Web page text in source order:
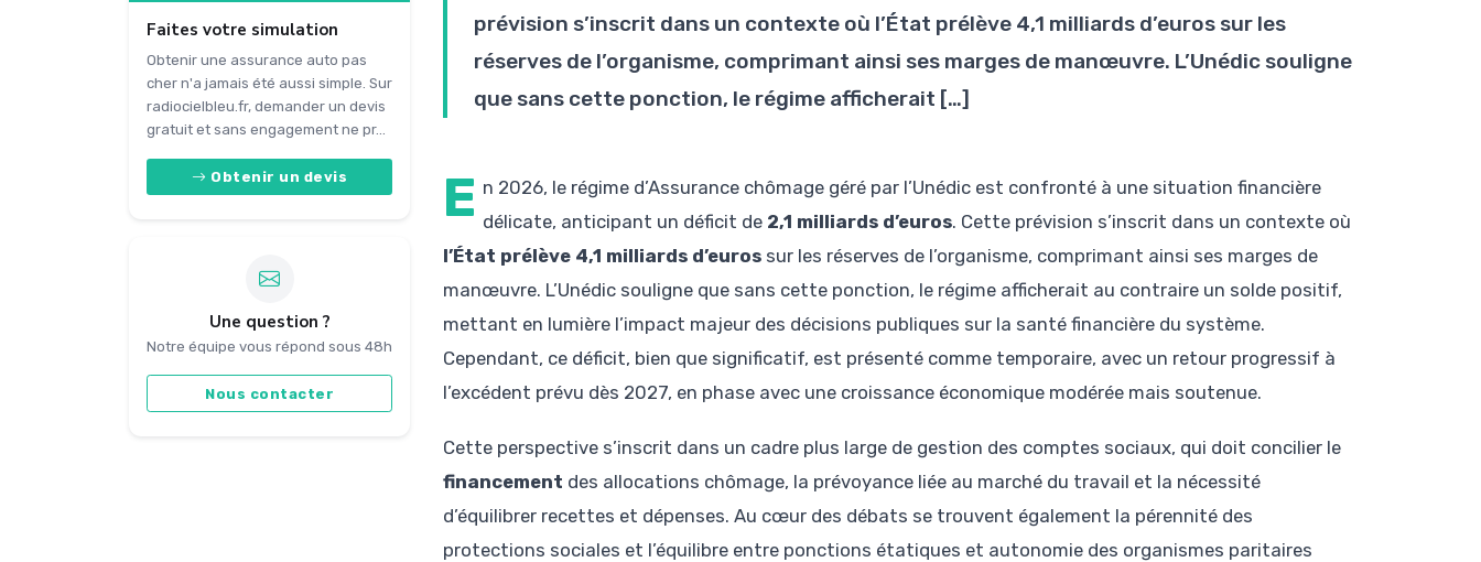
Faites votre simulation
Obtenir une assurance auto pas
cher n'a jamais été aussi simple. Sur
radiocielbleu.fr, demander un devis
gratuit et sans engagement ne pr...
Obtenir un devis
Une question ?
Notre équipe vous répond sous 48h
Nous contacter
prévision s’inscrit dans un contexte où l’État prélève 4,1 milliards d’euros sur les
réserves de l’organisme, comprimant ainsi ses marges de manœuvre. L’Unédic souligne
que sans cette ponction, le régime afficherait […]
E n 2026, le régime d’Assurance chômage géré par l’Unédic est confronté à une situation financière
délicate, anticipant un déficit de 2,1 milliards d’euros. Cette prévision s’inscrit dans un contexte où
l’État prélève 4,1 milliards d’euros sur les réserves de l’organisme, comprimant ainsi ses marges de
manœuvre. L’Unédic souligne que sans cette ponction, le régime afficherait au contraire un solde positif,
mettant en lumière l’impact majeur des décisions publiques sur la santé financière du système.
Cependant, ce déficit, bien que significatif, est présenté comme temporaire, avec un retour progressif à
l’excédent prévu dès 2027, en phase avec une croissance économique modérée mais soutenue.
Cette perspective s’inscrit dans un cadre plus large de gestion des comptes sociaux, qui doit concilier le
financement des allocations chômage, la prévoyance liée au marché du travail et la nécessité
d’équilibrer recettes et dépenses. Au cœur des débats se trouvent également la pérennité des
protections sociales et l’équilibre entre ponctions étatiques et autonomie des organismes paritaires